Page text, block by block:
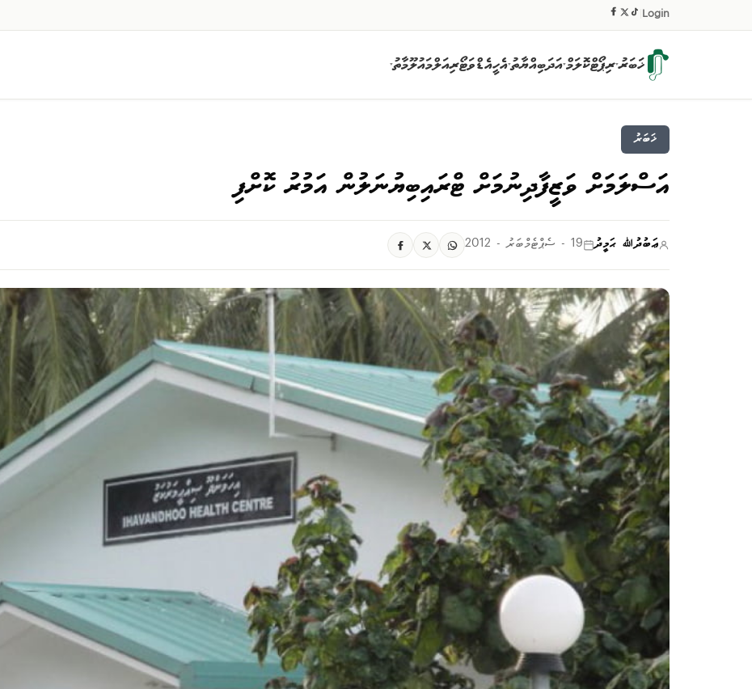
Login
ޚަބަރު▾ރިޕޯޓްކޮލަމް▾އަދަބިއްޔާތު▾އެހީއެޑްވަޓޯރިއަލްމައުލޫމާތު▾
ޚަބަރު
އަސްލަމަށް ވަޒީފާދިނުމަށް ޓްރައިބިޔުނަލުން އަމުރު ކޮށްފި
ޢަބުދުﷲ ޙަމީދު 19 - ސެޕްޓެމްބަރު - 2012